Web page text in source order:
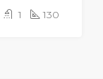
1 130